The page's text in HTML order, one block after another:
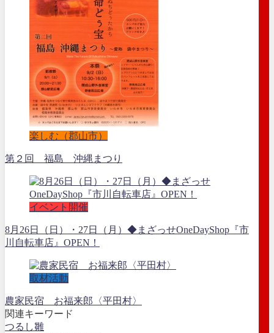
楽しむ（郡山市）
第２回 福島 沖縄まつり
イベント開催
8月26日（日）・27日（月）◆まざっせOneDayShop『市
川自転車店』OPEN！
取材活動
農家民宿 お福来郎〈平田村〉
関連キーワード
つるし雛